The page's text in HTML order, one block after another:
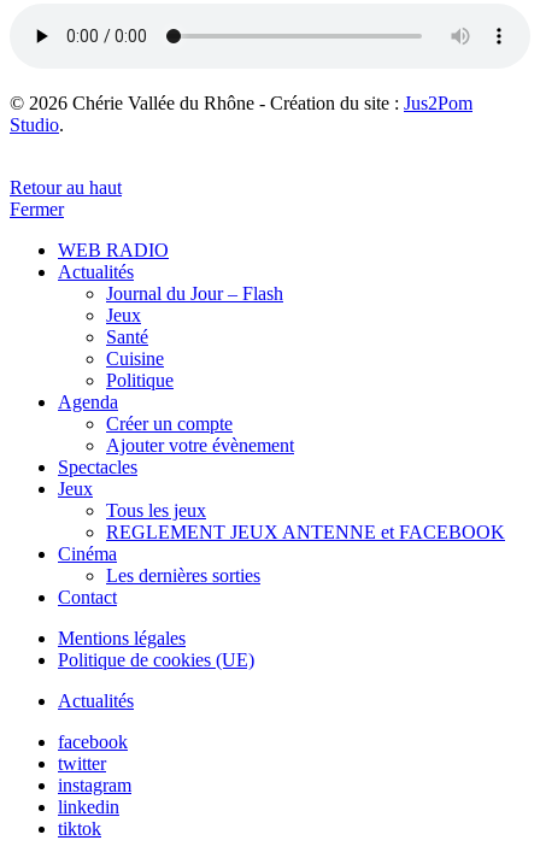
© 2026 Chérie Vallée du Rhône - Création du site : Jus2Pom
Studio.
Retour au haut
Fermer
WEB RADIO
Actualités
Journal du Jour – Flash
Jeux
Santé
Cuisine
Politique
Agenda
Créer un compte
Ajouter votre évènement
Spectacles
Jeux
Tous les jeux
REGLEMENT JEUX ANTENNE et FACEBOOK
Cinéma
Les dernières sorties
Contact
Mentions légales
Politique de cookies (UE)
Actualités
facebook
twitter
instagram
linkedin
tiktok